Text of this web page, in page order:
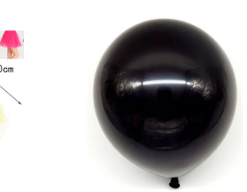
Ver detalles